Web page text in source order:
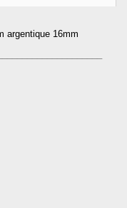
argentique 16mm